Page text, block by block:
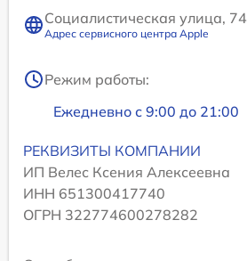
Социалистическая улица, 74
Адрес сервисного центра Apple
Режим работы:
Ежедневно с 9:00 до 21:00
РЕКВИЗИТЫ КОМПАНИИ
ИП Велес Ксения Алексеевна
ИНН 651300417740
ОГРН 322774600278282